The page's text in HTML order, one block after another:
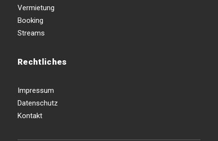
Vermietung
Booking
Streams
Rechtliches
Impressum
Datenschutz
Kontakt